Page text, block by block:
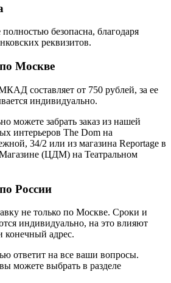
полностью безопасна, благодаря
реквизитов.
Москве
составляет от 750 рублей, за ее
индивидуально.
можете забрать заказ из нашей
интерьеров The Dom на
34/2 или из магазина Reportage в
(ЦДМ) на Театральном
России
не только по Москве. Сроки и
индивидуально, на это влияют
конечный адрес.
ответит на все ваши вопросы.
можете выбрать в разделе